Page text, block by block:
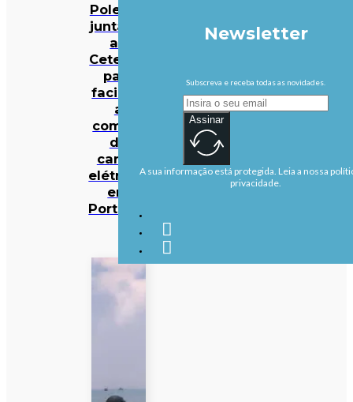
Polestar
junta-se
ao
Cetelem
para
facilitar
a
compra
de
carros
elétricos
em
Portugal
Newsletter
Subscreva e receba todas as novidades.
Assinar
A sua informação está protegida. Leia a nossa
privacidade.